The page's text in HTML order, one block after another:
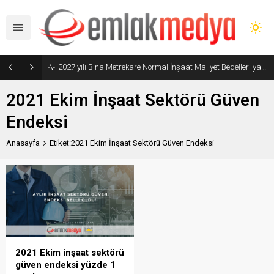
2027 yılı Bina Metrekare Normal İnşaat Maliyet Bedelleri yayımlandı
2021 Ekim İnşaat Sektörü Güven
Endeksi
Anasayfa Etiket:2021 Ekim İnşaat Sektörü Güven Endeksi
2021 Ekim inşaat sektörü
güven endeksi yüzde 1